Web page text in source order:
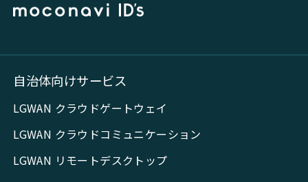
自治体向けサービス
LGWAN クラウドゲートウェイ
LGWAN クラウドコミュニケーション
LGWAN リモートデスクトップ